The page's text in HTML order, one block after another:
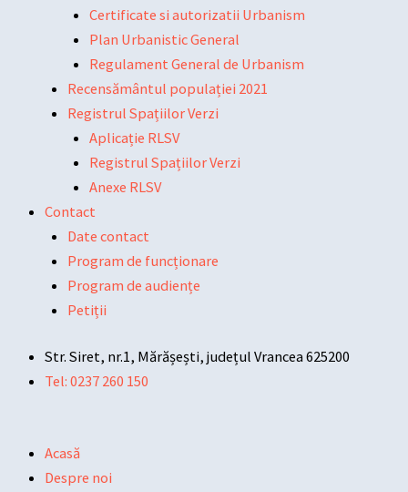
Certificate si autorizatii Urbanism
Plan Urbanistic General
Regulament General de Urbanism
Recensământul populației 2021
Registrul Spațiilor Verzi
Aplicație RLSV
Registrul Spațiilor Verzi
Anexe RLSV
Contact
Date contact
Program de funcționare
Program de audiențe
Petiții
Str. Siret, nr.1, Mărășești, județul Vrancea 625200
Tel: 0237 260 150
Acasă
Despre noi